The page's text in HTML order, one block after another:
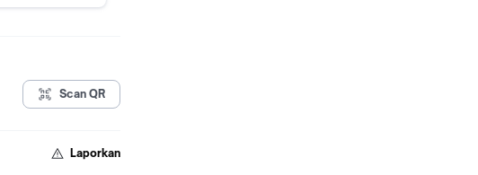
Scan QR
Laporkan